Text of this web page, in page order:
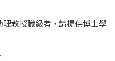
教授職級者，請提供博士學